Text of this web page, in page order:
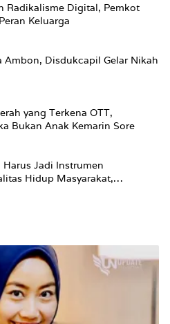
Radikalisme Digital, Pemkot
Keluarga
Ambon, Disdukcapil Gelar Nikah
yang Terkena OTT,
Bukan Anak Kemarin Sore
Harus Jadi Instrumen
Hidup Masyarakat,
RT-RW Ditetapkan Pemkot